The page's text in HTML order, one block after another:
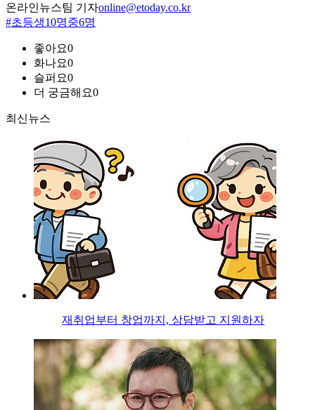
온라인뉴스팀 기자online@etoday.co.kr
#초등생10명중6명
좋아요0
화나요0
슬퍼요0
더 궁금해요0
최신뉴스
재취업부터 창업까지, 상담받고 지원하자